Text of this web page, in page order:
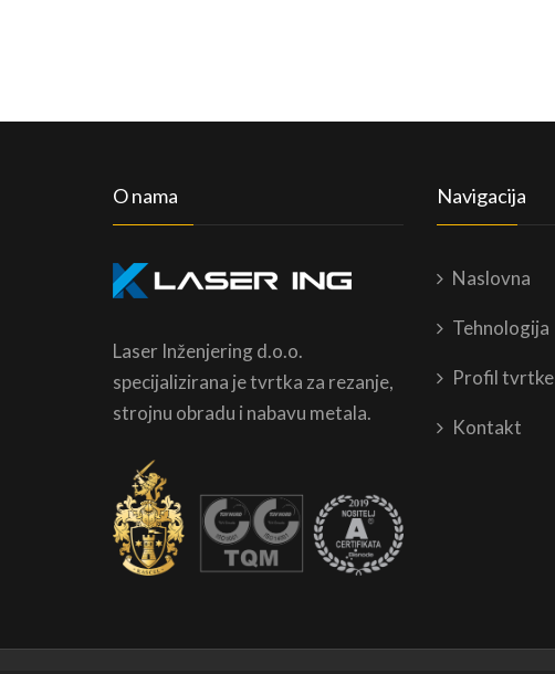
O nama
Laser Inženjering d.o.o.
specijalizirana je tvrtka za rezanje,
strojnu obradu i nabavu metala.
Navigacija
Naslovna
Tehnologija
Profil tvrtke
Kontakt